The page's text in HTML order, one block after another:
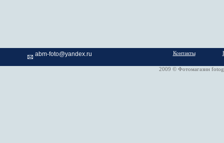
abm-foto@yandex.ru Контакты
2009 © Фотомагазин